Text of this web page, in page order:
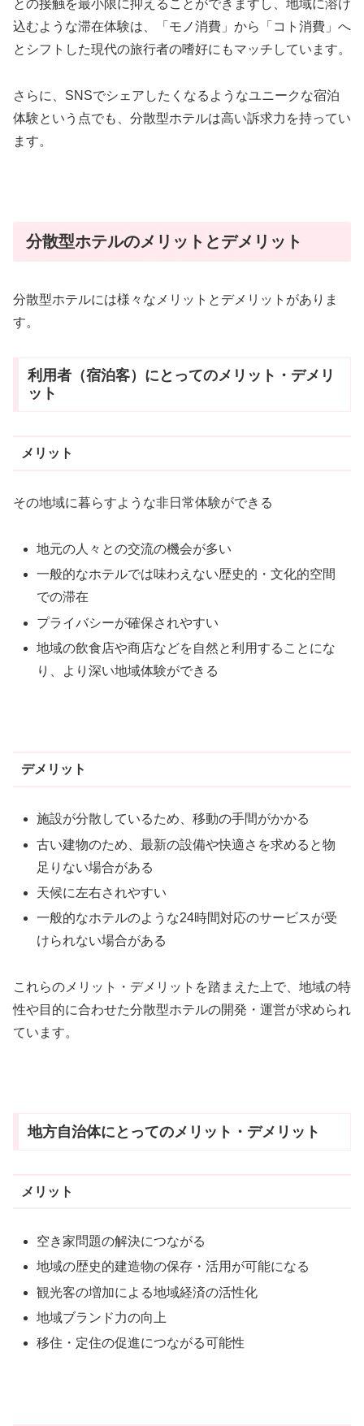
との接触を最小限に抑えることができますし、地域に溶け
込むような滞在体験は、「モノ消費」から「コト消費」へ
とシフトした現代の旅行者の嗜好にもマッチしています。
さらに、SNSでシェアしたくなるようなユニークな宿泊
体験という点でも、分散型ホテルは高い訴求力を持ってい
ます。
分散型ホテルのメリットとデメリット
分散型ホテルには様々なメリットとデメリットがありま
す。
利用者（宿泊客）にとってのメリット・デメリ
ット
メリット
その地域に暮らすような非日常体験ができる
地元の人々との交流の機会が多い
一般的なホテルでは味わえない歴史的・文化的空間
での滞在
プライバシーが確保されやすい
地域の飲食店や商店などを自然と利用することにな
り、より深い地域体験ができる
デメリット
施設が分散しているため、移動の手間がかかる
古い建物のため、最新の設備や快適さを求めると物
足りない場合がある
天候に左右されやすい
一般的なホテルのような24時間対応のサービスが受
けられない場合がある
これらのメリット・デメリットを踏まえた上で、地域の特
性や目的に合わせた分散型ホテルの開発・運営が求められ
ています。
地方自治体にとってのメリット・デメリット
メリット
空き家問題の解決につながる
地域の歴史的建造物の保存・活用が可能になる
観光客の増加による地域経済の活性化
地域ブランド力の向上
移住・定住の促進につながる可能性